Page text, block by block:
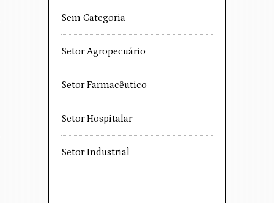
Sem Categoria
Setor Agropecuário
Setor Farmacêutico
Setor Hospitalar
Setor Industrial